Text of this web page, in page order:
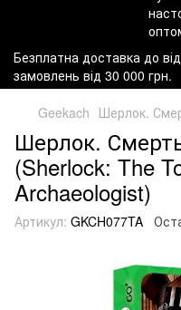
Безплатна доставка до
замовлень від 30 000 грн.
Geekach Шерлок.
Шерлок.
(Sherlock: The
Archaeologist)
Артикул: GKCH077TA